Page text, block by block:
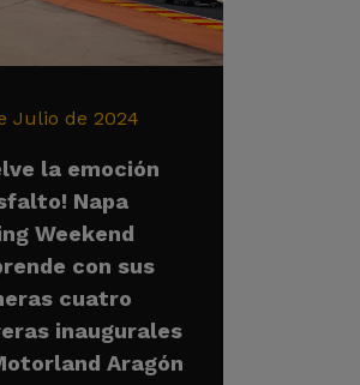
Julio de 2024
la emoción
Napa
Weekend
con sus
cuatro
inaugurales
Aragón